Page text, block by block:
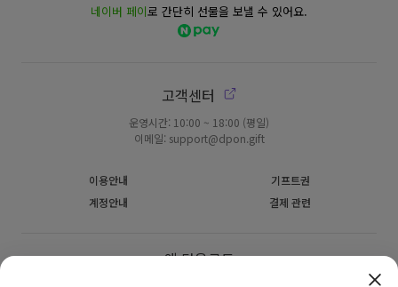
네이버 페이로 간단히 선물을 보낼 수 있어요.
고객센터
운영시간: 10:00 ~ 18:00 (평일)
이메일: support@dpon.gift
이용안내
기프트권
계정안내
결제 관련
앱 다운로드